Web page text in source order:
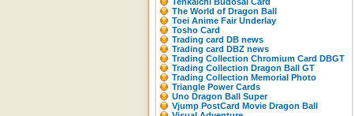
The World of Dragon Ball
Toei Anime Fair Underlay
Tosho Card
Trading card DB news
Trading card DBZ news
Trading Collection Chromium Card DBGT
Trading Collection Dragon Ball GT
Trading Collection Memorial Photo
Triangle Power Cards
Uno Dragon Ball Super
Vjump PostCard Movie Dragon Ball